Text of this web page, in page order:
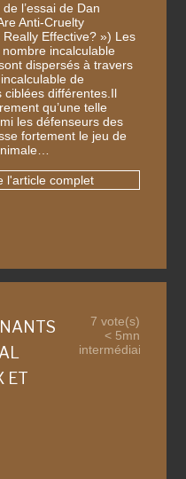
l’essai de Dan
Anti-Cruelty
Effective? ») Les
nombre incalculable
dispersés à travers
de
ciblées différentes.Il
qu’une telle
les défenseurs des
fortement le jeu de
l'article complet
ET
7 vote(s)
< 5mn
intermédiaire